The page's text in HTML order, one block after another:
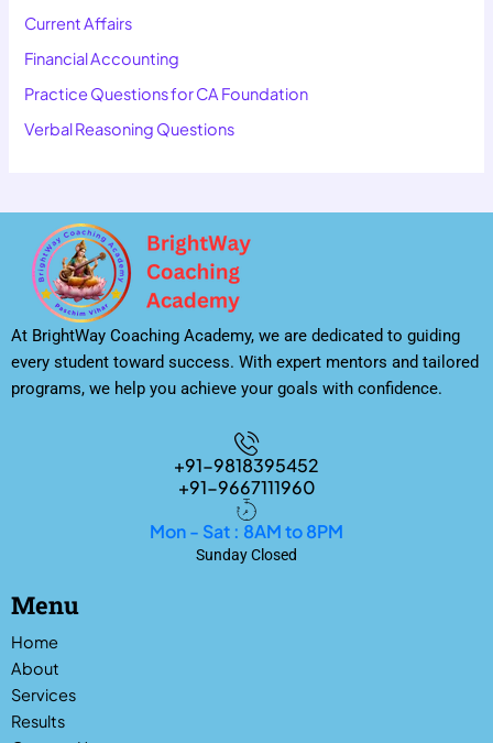
Current Affairs
Financial Accounting
Practice Questions for CA Foundation
Verbal Reasoning Questions
At BrightWay Coaching Academy, we are dedicated to guiding
every student toward success. With expert mentors and tailored
programs, we help you achieve your goals with confidence.
+91-9818395452
+91-9667111960
Mon - Sat : 8AM to 8PM
Sunday Closed
Menu
Home
About
Services
Results